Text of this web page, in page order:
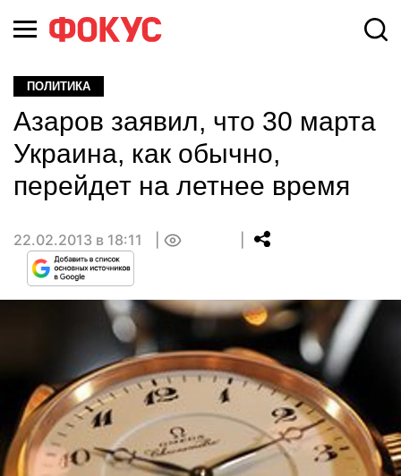
ПОЛИТИКА
Азаров заявил, что 30 марта
Украина, как обычно,
перейдет на летнее время
22.02.2013 в 18:11